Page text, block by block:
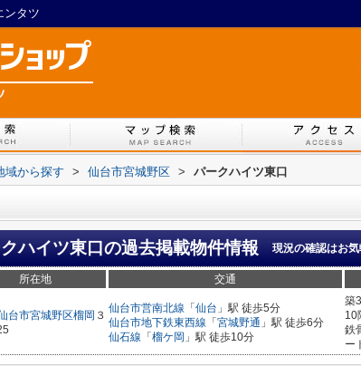
ンタツ
域から探す > 仙台市宮城野区 > パークハイツ東口
ハイツ東口の過去掲載物件情報 現況の確認はお気
所在地 交通
台市宮城野区榴岡 ３
仙台市営南北線 「 仙台 」駅 徒歩5分
仙台市地下鉄東西線 「 宮城野通 」駅 徒歩6分
仙石線 「 榴ケ岡 」駅 徒歩10分
築
10
鉄
ー